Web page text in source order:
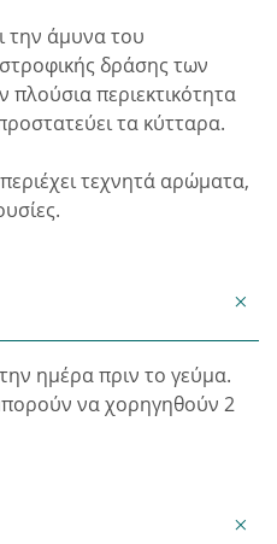
την άμυνα του
δράσης των
πλούσια περιεκτικότητα
τα κύτταρα.
τεχνητά αρώματα,
ημέρα πριν το γεύμα.
να χορηγηθούν 2